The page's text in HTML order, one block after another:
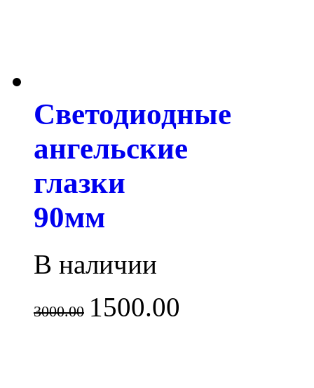
Светодиодные
ангельские
глазки
90мм
В наличии
3000.00 1500.00